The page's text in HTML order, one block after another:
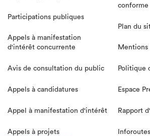
Participations publiques
Appels à manifestation
d'intérêt concurrente
Avis de consultation du public
Appels à candidatures
Appel à manifestation d'intérêt
Appels à projets
conforme
Plan du
Mentions
Politique
Espace
Rapport